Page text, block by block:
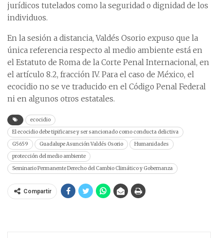
jurídicos tutelados como la seguridad o dignidad de los
individuos.
En la sesión a distancia, Valdés Osorio expuso que la
única referencia respecto al medio ambiente está en
el Estatuto de Roma de la Corte Penal Internacional, en
el artículo 8.2, fracción IV. Para el caso de México, el
ecocidio no se ve traducido en el Código Penal Federal
ni en algunos otros estatales.
ecocidio
El ecocidio debe tipificarse y ser sancionado como conducta delictiva
G5659
Guadalupe Asunción Valdés Osorio
Humanidades
protección del medio ambiente
Seminario Permanente Derecho del Cambio Climático y Gobernanza
Compartir